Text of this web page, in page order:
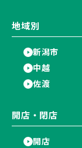
地域別
新潟市
中越
佐渡
開店・閉店
開店